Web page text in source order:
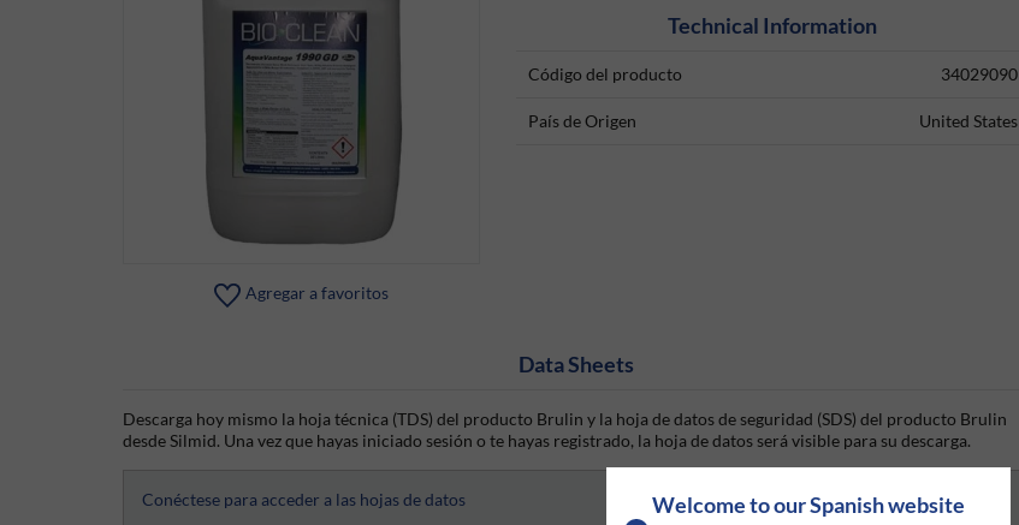
Welcome to our Spanish website
Agregar a favoritos
Technical Information
Código del producto 34029090
País de Origen United States
Data Sheets
Descarga hoy mismo la hoja técnica (TDS) del producto Brulin y la hoja de datos de seguridad (SDS) del producto Brulin
desde Silmid. Una vez que hayas iniciado sesión o te hayas registrado, la hoja de datos será visible para su descarga.
Conéctese para acceder a las hojas de datos